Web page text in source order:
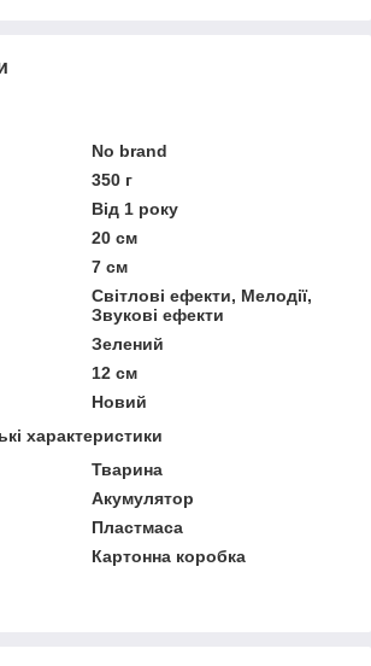
No brand
350 г
Від 1 року
20 см
7 см
Світлові ефекти, Мелодії,
Звукові ефекти
Зелений
12 см
Новий
характеристики
Тварина
Акумулятор
Пластмаса
Картонна коробка